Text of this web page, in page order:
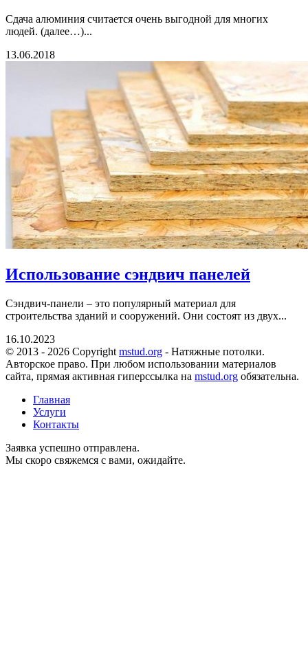
Сдача алюминия считается очень выгодной для многих
людей. (далее…)...
13.06.2018
Использование сэндвич панелей
Сэндвич-панели – это популярный материал для
строительства зданий и сооружений. Они состоят из двух...
16.10.2023
© 2013 - 2026 Copyright mstud.org - Натяжные потолки.
Авторское право. При любом использовании материалов
сайта, прямая активная гиперссылка на mstud.org обязательна.
Главная
Услуги
Контакты
Заявка успешно отправлена.
Мы скоро свяжемся с вами, ожидайте.